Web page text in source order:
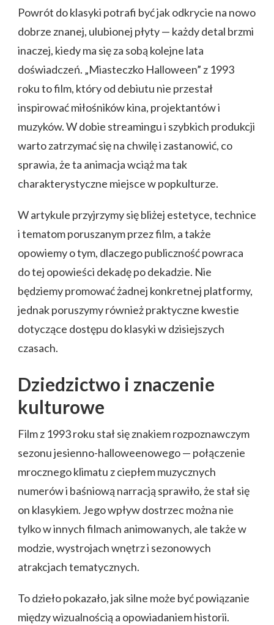
Powrót do klasyki potrafi być jak odkrycie na nowo
dobrze znanej, ulubionej płyty — każdy detal brzmi
inaczej, kiedy ma się za sobą kolejne lata
doświadczeń. „Miasteczko Halloween” z 1993
roku to film, który od debiutu nie przestał
inspirować miłośników kina, projektantów i
muzyków. W dobie streamingu i szybkich produkcji
warto zatrzymać się na chwilę i zastanowić, co
sprawia, że ta animacja wciąż ma tak
charakterystyczne miejsce w popkulturze.
W artykule przyjrzymy się bliżej estetyce, technice
i tematom poruszanym przez film, a także
opowiemy o tym, dlaczego publiczność powraca
do tej opowieści dekadę po dekadzie. Nie
będziemy promować żadnej konkretnej platformy,
jednak poruszymy również praktyczne kwestie
dotyczące dostępu do klasyki w dzisiejszych
czasach.
Dziedzictwo i znaczenie
kulturowe
Film z 1993 roku stał się znakiem rozpoznawczym
sezonu jesienno-halloweenowego — połączenie
mrocznego klimatu z ciepłem muzycznych
numerów i baśniową narracją sprawiło, że stał się
on klasykiem. Jego wpływ dostrzec można nie
tylko w innych filmach animowanych, ale także w
modzie, wystrojach wnętrz i sezonowych
atrakcjach tematycznych.
To dzieło pokazało, jak silne może być powiązanie
między wizualnością a opowiadaniem historii.